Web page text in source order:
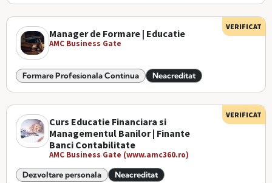
Manager de Formare | Educatie
AMC Business Gate
Formare Profesionala Continua Neacreditat
VERIFICAT
Curs Educatie Financiara si
Managementul Banilor | Finante
Banci Contabilitate
AMC Business Gate (www.amc360.ro)
Dezvoltare personala Neacreditat
VERIFICAT